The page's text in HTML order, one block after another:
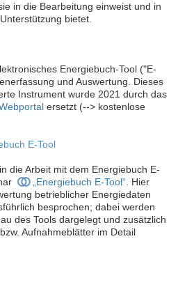
in die Bearbeitung einweist und in
bietet.
Energiebuch-Tool ("E-
und Auswertung. Dieses
Instrument wurde 2021 durch das
ersetzt (--> kostenlose
E-Tool
die Arbeit mit dem Energiebuch E-
„Energiebuch E-Tool“ . Hier
betrieblicher Energiedaten
besprochen; dabei werden
des Tools dargelegt und zusätzlich
Aufnahmeblätter im Detail